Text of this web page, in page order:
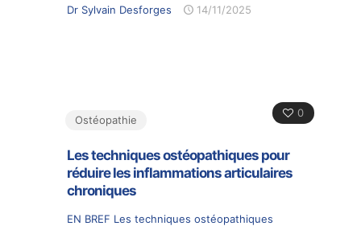
Dr Sylvain Desforges 14/11/2025
0
Ostéopathie
Les techniques ostéopathiques pour
réduire les inflammations articulaires
chroniques
EN BREF Les techniques ostéopathiques